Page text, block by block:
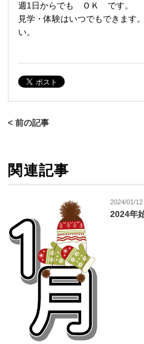
週1日からでも ＯＫ です。
見学・体験はいつでもできます
い。
< 前の記事
関連記事
2024/01/12
2024年